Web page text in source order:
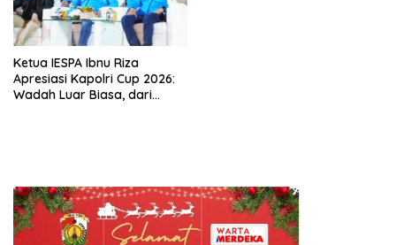
Ketua IESPA Ibnu Riza
Apresiasi Kapolri Cup 2026:
Wadah Luar Biasa, dari